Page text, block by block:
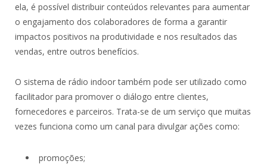
ela, é possível distribuir conteúdos relevantes para aumentar
o engajamento dos colaboradores de forma a garantir
impactos positivos na produtividade e nos resultados das
vendas, entre outros benefícios.
O sistema de rádio indoor também pode ser utilizado como
facilitador para promover o diálogo entre clientes,
fornecedores e parceiros. Trata-se de um serviço que muitas
vezes funciona como um canal para divulgar ações como:
promoções;